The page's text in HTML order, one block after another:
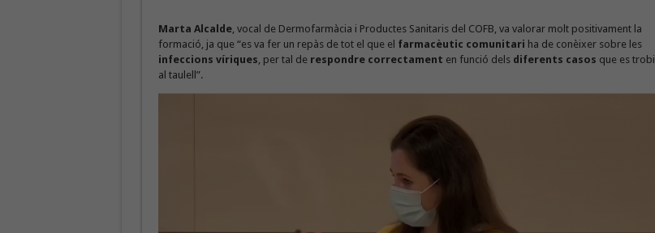
Marta Alcalde, vocal de Dermofarmàcia i Productes Sanitaris del COFB, va valorar molt positivament la
formació, ja que “es va fer un repàs de tot el que el farmacèutic comunitari ha de conèixer sobre les
infeccions víriques , per tal de respondre correctament en funció dels diferents casos que es trobi
al taulell”.